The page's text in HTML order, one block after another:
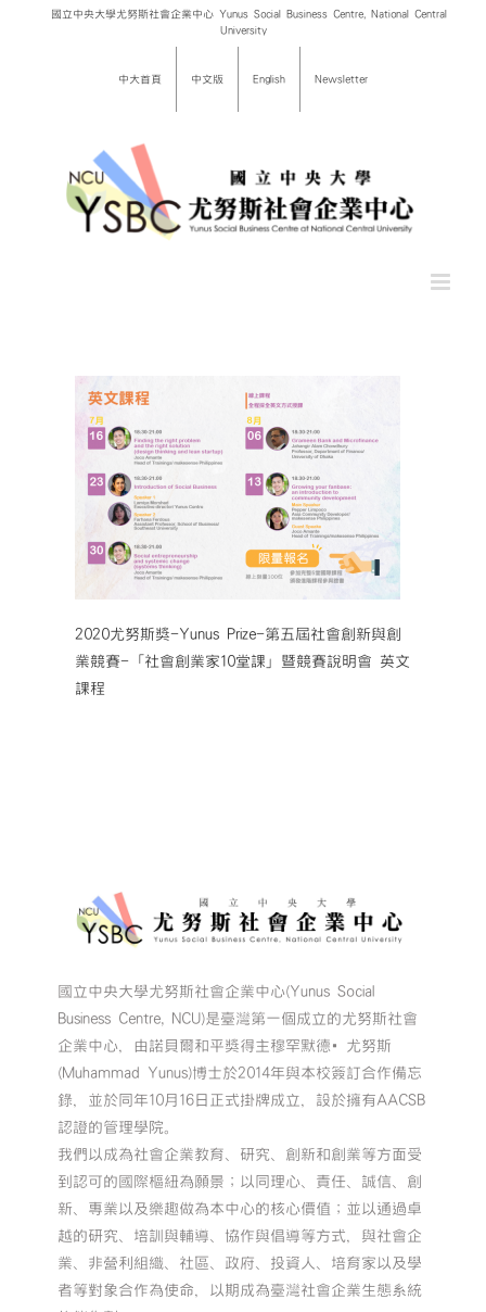
國立中央大學尤努斯社會企業中心 Yunus Social Business Centre, National Central
University
中大首頁 中文版 English Newsletter
2020尤努斯獎-Yunus Prize-第五屆社會創新與創
業競賽-「社會創業家10堂課」暨競賽說明會 英文
課程
國立中央大學尤努斯社會企業中心(Yunus Social
Business Centre, NCU)是臺灣第一個成立的尤努斯社會
企業中心，由諾貝爾和平獎得主穆罕默德•尤努斯
(Muhammad Yunus)博士於2014年與本校簽訂合作備忘
錄，並於同年10月16日正式掛牌成立，設於擁有AACSB
認證的管理學院。
我們以成為社會企業教育、研究、創新和創業等方面受
到認可的國際樞紐為願景；以同理心、責任、誠信、創
新、專業以及樂趣做為本中心的核心價值；並以通過卓
越的研究、培訓與輔導、協作與倡導等方式，與社會企
業、非營利組織、社區、政府、投資人、培育家以及學
者等對象合作為使命，以期成為臺灣社會企業生態系統